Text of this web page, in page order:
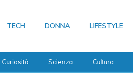
TECH DONNA LIFESTYLE
Curiosità Scienza Cultura